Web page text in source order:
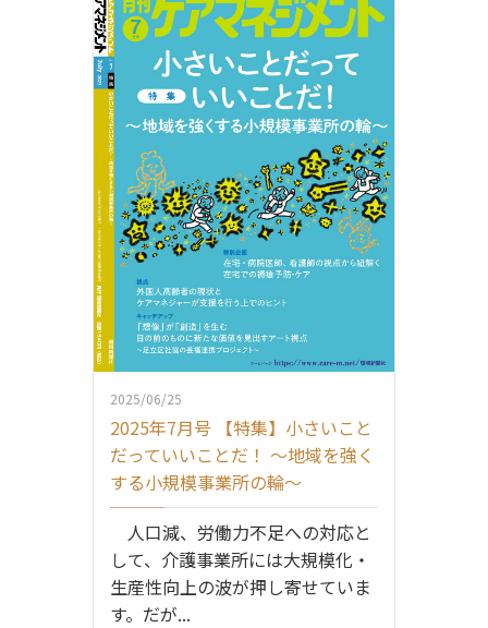
2025/06/25
2025年7月号 【特集】小さいこと
だっていいことだ！ ～地域を強く
する小規模事業所の輪～
人口減、労働力不足への対応と
して、介護事業所には大規模化・
生産性向上の波が押し寄せていま
す。だが...